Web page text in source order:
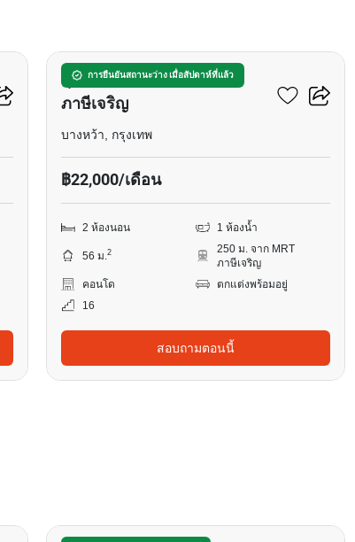
การยืนยันสถานะว่าง เมื่อสัปดาห์ที่แล้ว
ศุภาลัย เวอเรนด้า สถานี
ภาษีเจริญ
บางหว้า, กรุงเทพ
฿22,000/เดือน
2 ห้องนอน 1 ห้องน้ำ
56 ม.2
250 ม. จาก MRT
ภาษีเจริญ
คอนโด
ตกแต่งพร้อมอยู่
16
สอบถามตอนนี้